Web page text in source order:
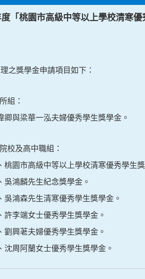
「桃園市高級中等以上學校清寒
之獎學金申請項目如下：
組：
卿與梁華一泓夫婦優秀學生獎學金。
校及高中職組：
桃園市高級中等以上學校清寒優秀學生
吳鴻麟先生紀念獎學金。
吳鴻森先生清寒優秀學生獎學金。
許李端女士優秀學生獎學金。
劉興荖夫婦優秀學生獎學金。
沈周阿蘭女士優秀學生獎學金。